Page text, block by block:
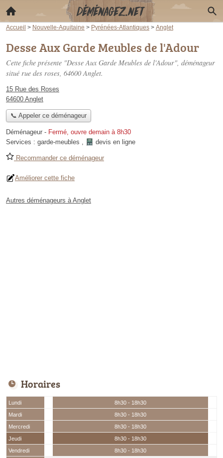
Accueil > Nouvelle-Aquitaine > Pyrénées-Atlantiques > Anglet
Desse Aux Garde Meubles de l'Adour
Cette fiche présente "Desse Aux Garde Meubles de l'Adour", déménageur
situé rue des roses, 64600 Anglet.
15 Rue des Roses
64600 Anglet
📞 Appeler ce déménageur
Déménageur - Fermé, ouvre demain à 8h30
Services : garde-meubles , devis en ligne
Recommander ce déménageur
Améliorer cette fiche
Autres déménageurs à Anglet
Horaires
Lundi
8h30 - 18h30
Mardi
8h30 - 18h30
Mercredi
8h30 - 18h30
Jeudi
8h30 - 18h30
Vendredi
8h30 - 18h30